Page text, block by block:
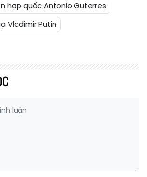
hợp quốc Antonio Guterres
Vladimir Putin